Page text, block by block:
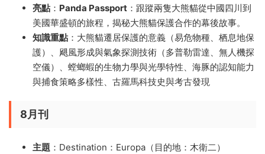
亮點 ： Panda Passport ：跟蹤兩隻大熊貓從中國四川到
美國華盛頓的旅程，揭秘大熊貓保護合作的幕後故事。
知識重點 ：大熊貓遷居保護的意義（易危物種、栖息地保
護）、飓風形成與氣象探測技術（多普勒雷達、無人機探
空儀）、螳螂蝦的生物力學與光學特性、海豚的認知能力
與捕食策略多樣性、古羅馬科技史與考古發現
8月刊
主題 ：Destination：Europa（目的地：木衛二）